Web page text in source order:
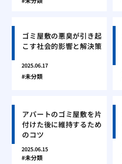
ゴミ屋敷の悪臭が引き起
こす社会的影響と解決策
2025.06.17
未分類
アパートのゴミ屋敷を片
付けた後に維持するため
のコツ
2025.06.15
未分類